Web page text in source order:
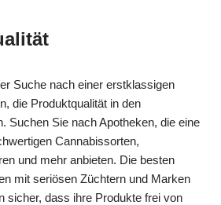
Suche nach einer erstklassigen
die Produktqualität in den
Suchen Sie nach Apotheken, die eine
Cannabissorten,
und mehr anbieten. Die besten
mit seriösen Züchtern und Marken
sicher, dass ihre Produkte frei von